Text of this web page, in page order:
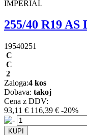
IMPERIAL
255/40 R19
19540251
C
C
2
Zaloga:4 kos
Dobava: takoj
Cena z DDV:
93,11 € 116,39 € -20%